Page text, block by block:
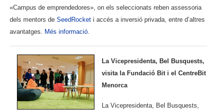
«Campus de emprendedores», on els seleccionats reben assessoria
dels mentors de SeedRocket i accés a inversió privada, entre d’altres
avantatges. Més informació.
La Vicepresidenta, Bel Busquests,
visita la Fundació Bit i el CentreBit
Menorca
La Vicepresidenta, Bel Busquests,